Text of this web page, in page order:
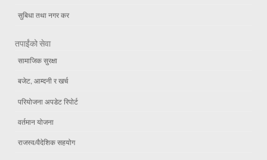
सुबिधा तथा नगर कर
तपाईंको सेवा
सामाजिक सुरक्षा
बजेट, आम्दनी र खर्च
परियोजना अपडेट रिपोर्ट
वर्तमान योजना
राजस्व/वैदेशिक सहयोग